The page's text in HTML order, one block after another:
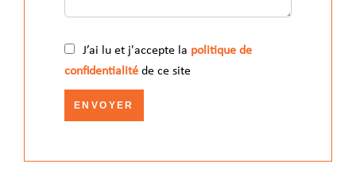
J’ai lu et j'accepte la politique de
confidentialité de ce site
ENVOYER